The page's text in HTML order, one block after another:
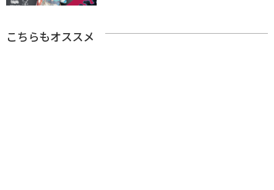
こちらもオススメ